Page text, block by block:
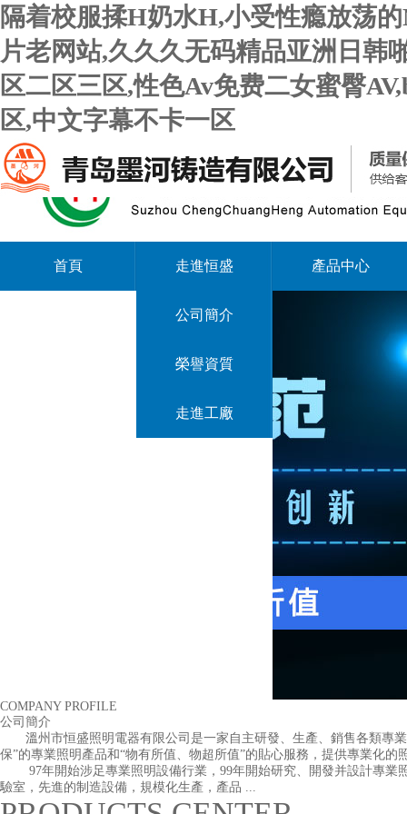
隔着校服揉H奶水H,小受性瘾放荡
片老网站,久久久无码精品亚洲日韩
区二区三区,性色Av免费二女蜜臀
区,中文字幕不卡一区
首頁 走進恒盛
公司簡介
榮譽資質
走進工廠
產品中心
COMPANY PROFILE
公司簡介
溫州市恒盛照明電器有限公司是一家自主研發、生產、銷售各類專業
保”的專業照明產品和“物有所值、物超所值”的貼心服務，提供專業化的
97年開始涉足專業照明設備行業，99年開始研究、開發并設計專業
驗室，先進的制造設備，規模化生產，產品 ...